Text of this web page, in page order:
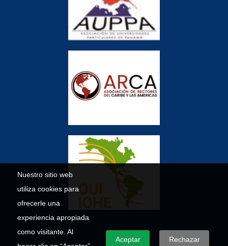
Nuestro sitio web
utiliza cookies para
ofrecerle una
experiencia apropiada
como visitante. Al
Aceptar Rechazar